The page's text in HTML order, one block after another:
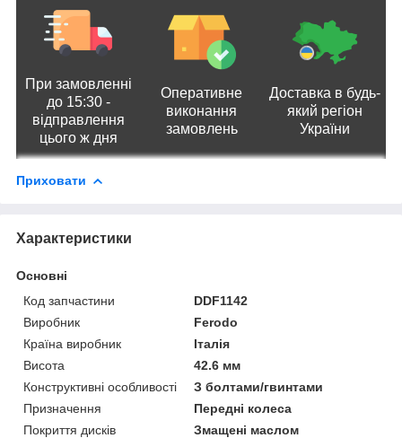
При замовленні
до 15:30 -
відправлення
цього ж дня
Оперативне
виконання
замовлень
Доставка в будь-
який регіон
України
Приховати
Характеристики
Основні
Код запчастини
DDF1142
Виробник
Ferodo
Країна виробник
Італія
Висота
42.6 мм
Конструктивні особливості
З болтами/гвинтами
Призначення
Передні колеса
Покриття дисків
Змащені маслом